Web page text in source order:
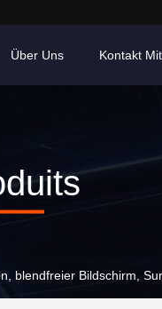
Über Uns Kontakt
blendfreier Bildschirm,